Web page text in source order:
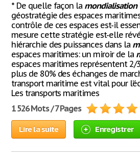
* De quelle façon la mondialisation
géostratégie des espaces
contrôle de ces espaces est-il
mesure cette stratégie est-elle
hiérarchie des puissances dans la
espaces maritimes: un miroir de la
espaces maritimes représentent
plus de 80% des échanges de
transport maritime est vital pour
Les transports maritimes
1 526 Mots / 7 Pages
Lire la suite Enregistrer